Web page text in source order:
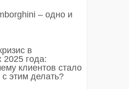
– одно и
в
2025 года:
клиентов стало
этим делать?